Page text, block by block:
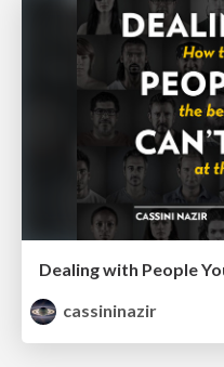
cassininazir